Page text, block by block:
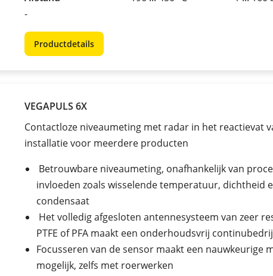
-
Productdetails
VEGAPULS 6X
Contactloze niveaumeting met radar in het reactievat
installatie voor meerdere producten
Betrouwbare niveaumeting, onafhankelijk van
invloeden zoals wisselende temperatuur, dichtheid
condensaat
Het volledig afgesloten antennesysteem van zeer
PTFE of PFA maakt een onderhoudsvrij
Focusseren van de sensor maakt een nauwkeurige
mogelijk, zelfs met roerwerken